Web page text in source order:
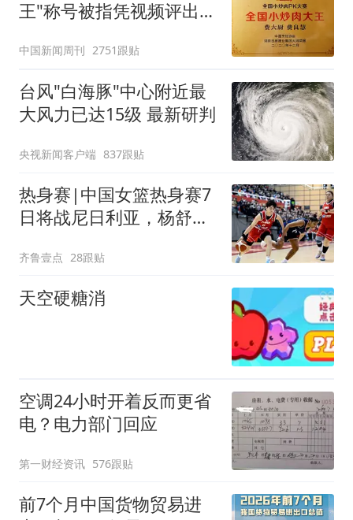
王"称号被指凭视频评出
中国新闻周刊 2751跟贴
台风"白海豚"中心附近最
大风力已达15级 最新研判
央视新闻客户端 837跟贴
热身赛|中国女篮热身赛7
日将战尼日利亚，杨舒予
齐鲁壹点 28跟贴
天空硬糖消
空调24小时开着反而更省
电？电力部门回应
第一财经资讯 576跟贴
前7个月中国货物贸易进